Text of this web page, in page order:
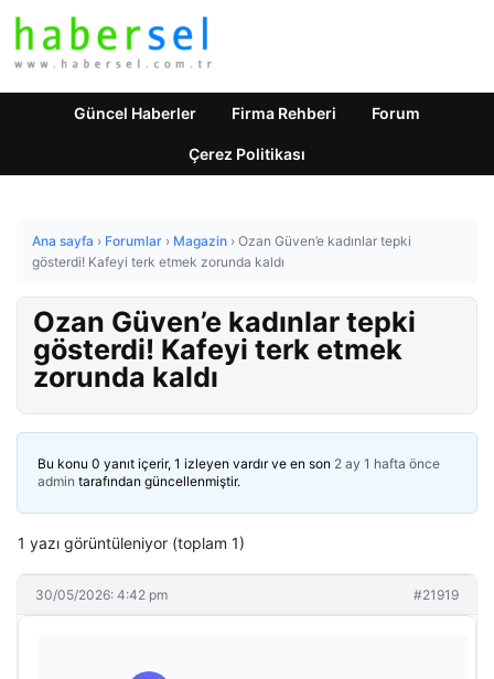
Güncel Haberler Firma Rehberi Forum
Çerez Politikası
Ana sayfa › Forumlar › Magazin › Ozan Güven’e kadınlar tepki
gösterdi! Kafeyi terk etmek zorunda kaldı
Ozan Güven’e kadınlar tepki
gösterdi! Kafeyi terk etmek
zorunda kaldı
Bu konu 0 yanıt içerir, 1 izleyen vardır ve en son 2 ay 1 hafta önce
admin tarafından güncellenmiştir.
1 yazı görüntüleniyor (toplam 1)
30/05/2026: 4:42 pm #21919